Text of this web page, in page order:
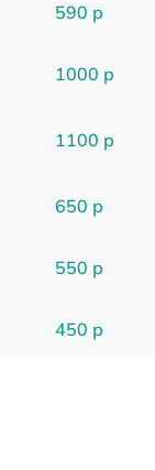
590 р
1000 р
1100 р
650 р
550 р
450 р